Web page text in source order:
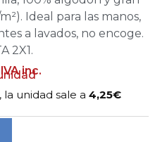
Ideal para las manos,
a lavados, no encoge.
2X1.
IVA inc.
unidad sale a 4,25€